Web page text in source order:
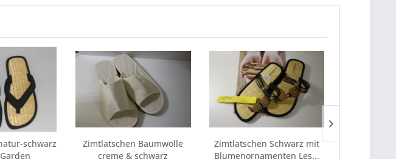
schwarz
Zimtlatschen Baumwolle
creme & schwarz
Zimtlatschen Schwarz mit
Blumenornamenten Les...